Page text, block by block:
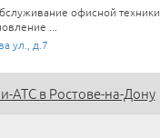
офисной техники.
...
ул., д.7
АТС в Ростове-на-Дону